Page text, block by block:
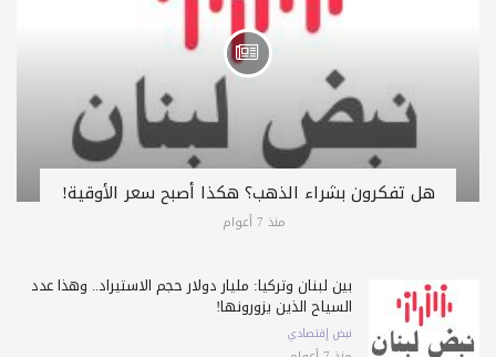
هل تفكرون بشراء الذهب؟ هكذا أصبح سعر الأوقية!
منذ 7 أعوام
بين لبنان وتركيا: مليار دولار حجم الاستيراد.. وهذا عدد
السياح الذين يزورونها!
نبض إقتصادي